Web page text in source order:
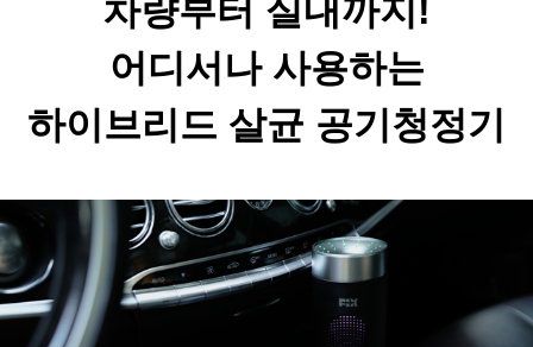
차량부터 실내까지!
어디서나 사용하는
하이브리드 살균 공기청정기